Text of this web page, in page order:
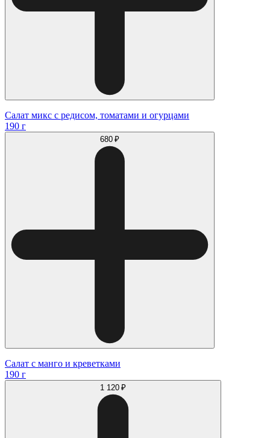
Салат микс с редисом, томатами и огурцами
190 г
680 ₽
Салат с манго и креветками
190 г
1 120 ₽